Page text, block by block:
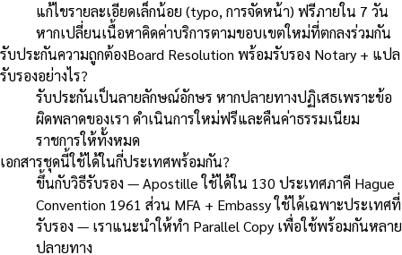
แก้ไขรายละเอียดเล็กน้อย (typo, การจัดหน้า) ฟรีภายใน 7 วัน
หากเปลี่ยนเนื้อหาคิดค่าบริการตามขอบเขตใหม่ที่ตกลงร่วมกัน
รับประกันความถูกต้องBoard Resolution พร้อมรับรอง Notary + แปล
รับรองอย่างไร?
รับประกันเป็นลายลักษณ์อักษร หากปลายทางปฏิเสธเพราะข้อ
ผิดพลาดของเรา ดำเนินการใหม่ฟรีและคืนค่าธรรมเนียม
ราชการให้ทั้งหมด
เอกสารชุดนี้ใช้ได้ในกี่ประเทศพร้อมกัน?
ขึ้นกับวิธีรับรอง — Apostille ใช้ได้ใน 130 ประเทศภาคี Hague
Convention 1961 ส่วน MFA + Embassy ใช้ได้เฉพาะประเทศที่
รับรอง — เราแนะนำให้ทำ Parallel Copy เพื่อใช้พร้อมกันหลาย
ปลายทาง